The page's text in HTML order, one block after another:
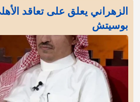
الزهراني يعلق على تعاقد
بوسيتش